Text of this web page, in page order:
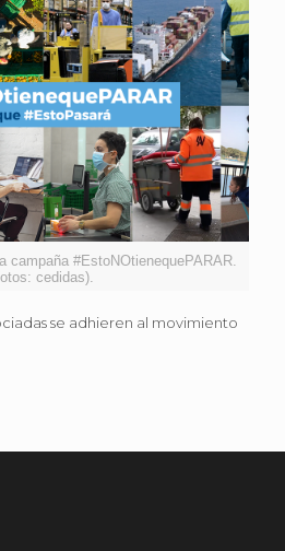
campaña #EstoNOtienequePARAR.
cedidas).
se adhieren al movimiento